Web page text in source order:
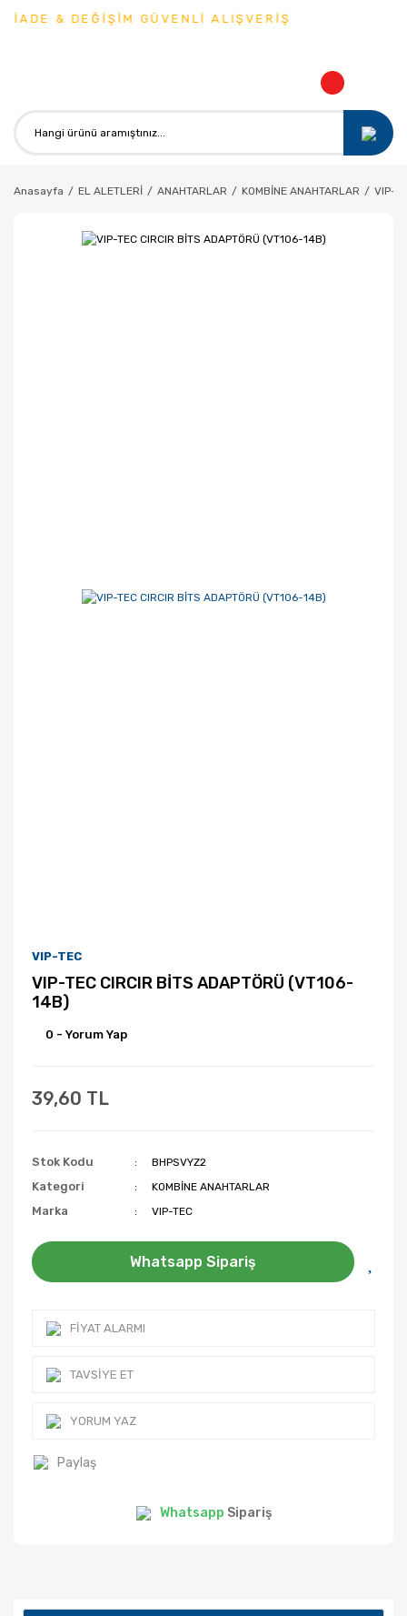
İADE & DEĞİŞİM GÜVENLİ ALIŞVERİŞ
Anasayfa EL ALETLERİ ANAHTARLAR KOMBİNE ANAHTARLAR VIP-
VIP-TEC
VIP-TEC CIRCIR BİTS ADAPTÖRÜ (VT106-
14B)
0 - Yorum Yap
39,60 TL
Stok Kodu BHPSVYZ2
Kategori KOMBİNE ANAHTARLAR
Marka VIP-TEC
Whatsapp Sipariş
FIYAT ALARMI
TAVSIYE ET
YORUM YAZ
Paylaş
Whatsapp Sipariş